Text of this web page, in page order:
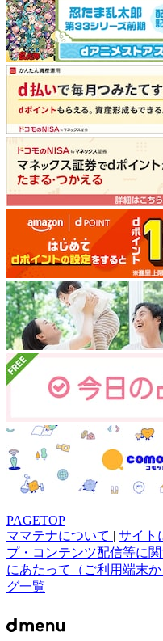
PAGETOP
ママテナについて | サイト
プ・コンテンツ配信等に
にあたって（ご利用端末
グ一覧